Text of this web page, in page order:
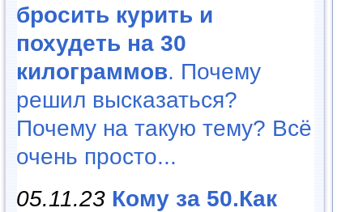
бросить курить и
похудеть на 30
килограммов. Почему
решил высказаться?
Почему на такую тему? Всё
очень просто...
05.11.23 Кому за 50.Как